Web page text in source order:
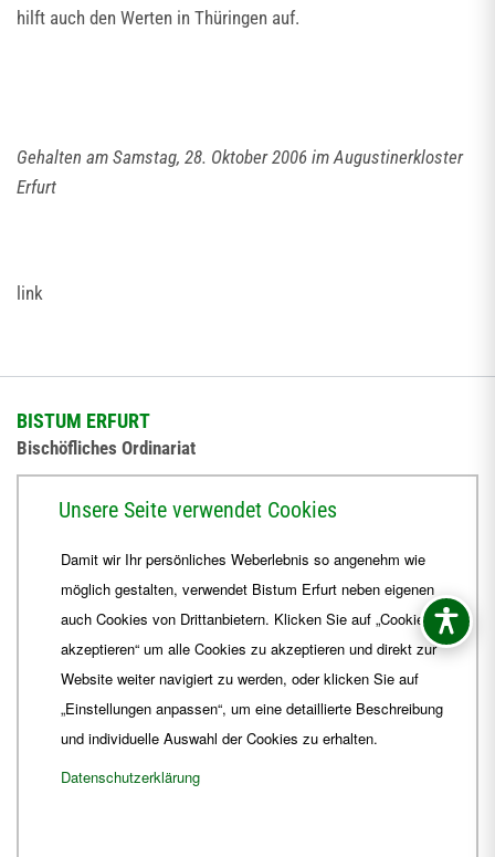
hilft auch den Werten in Thüringen auf.
Gehalten am Samstag, 28. Oktober 2006 im Augustinerkloster
Erfurt
link
BISTUM ERFURT
Bischöfliches Ordinariat
+49 361 6572-444
ordinariat Bistum-Erfurt.de
Unsere Seite verwendet Cookies
Damit wir Ihr persönliches Weberlebnis so angenehm wie
möglich gestalten, verwendet Bistum Erfurt neben eigenen
auch Cookies von Drittanbietern. Klicken Sie auf „Cookies
akzeptieren“ um alle Cookies zu akzeptieren und direkt zur
Website weiter navigiert zu werden, oder klicken Sie auf
„Einstellungen anpassen“, um eine detaillierte Beschreibung
und individuelle Auswahl der Cookies zu erhalten.
Datenschutzerklärung